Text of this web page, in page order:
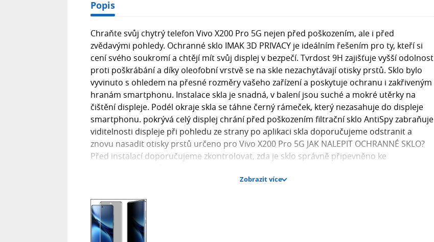
Popis
Chraňte svůj chytrý telefon Vivo X200 Pro 5G nejen před poškozením, ale i před
zvědavými pohledy. Ochranné sklo IMAK 3D PRIVACY je ideálním řešením pro ty, kteří si
cení svého soukromí a chtějí mít svůj displej v bezpečí. Tvrdost 9H zajišťuje vyšší odolnost
proti poškrábání a díky oleofobní vrstvě se na skle nezachytávají otisky prstů. Sklo bylo
vyvinuto s ohledem na přesné rozměry vašeho zařízení a poskytuje ochranu i zakřiveným
hranám smartphonu. Instalace skla je snadná, v balení jsou suché a mokré utěrky na
čištění displeje. Podél okraje skla se táhne černý rámeček, který nezasahuje do displeje
smartphonu. pokrývá celý displej chrání před poškozením filtrační sklo AntiSpy zabraňuje
viditelnosti displeje při pohledu ze strany po aplikaci skla doporučujeme odstranit a
znovu nasadit otisky prstů určeno pro Vivo X200 Pro 5G JAK NALEPIT OCHRANNÉ SKLO?
Před instalací doporučujeme zkontrolovat, zda je sklo správně připevněno ke
vlhkého a suchého hadříku, který je součástí balení. Vlhkým hadříkem odstraníte
že se na displeji objeví nečistoty, použijte vlhký hadřík. Odstraňte ze skla průhlednou
ochrannou fólii (u některých typů skel je ochranná fólie nalepena z obou stran). 3. Lehce
přiložte sklo, přejeďte prstem po středu displeje a nechte sklo přilnout ke smartphonu. 4.
Zobrazit více